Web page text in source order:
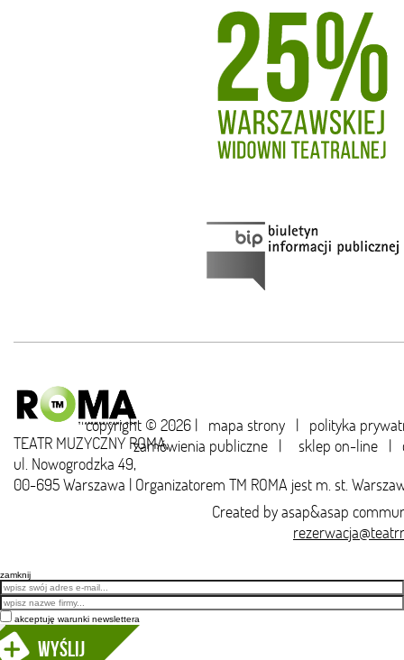
copyright © 2026 | mapa strony | polityka
zamówienia publiczne | sklep on-line |
TEATR MUZYCZNY ROMA,
ul. Nowogrodzka 49,
00-695 Warszawa | Organizatorem TM ROMA jest m. st.
Created byasap&asap
zamknij
Email
akceptuję warunki newslettera
Wyślij